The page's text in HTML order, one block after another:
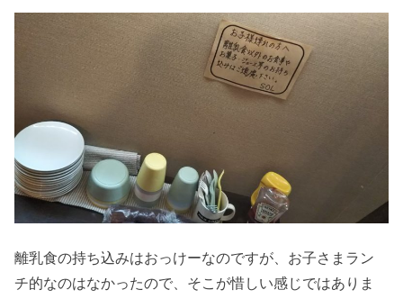
離乳食の持ち込みはおっけーなのですが、お子さまラン
チ的なのはなかったので、そこが惜しい感じではありま